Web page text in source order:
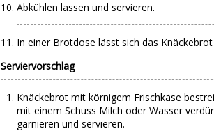
Abkühlen lassen und servieren.
In einer Brotdose lässt sich das Knäckebrot
Serviervorschlag
Knäckebrot mit körnigem Frischkäse
mit einem Schuss Milch oder Wasser
garnieren und servieren.